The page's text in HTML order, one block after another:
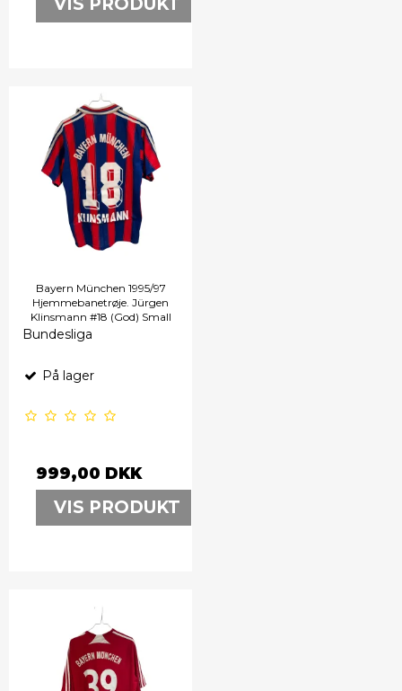
VIS PRODUKT
Bayern München 1995/97
Hjemmebanetrøje. Jürgen
Klinsmann #18 (God) Small
Bundesliga
På lager
999,00 DKK
VIS PRODUKT